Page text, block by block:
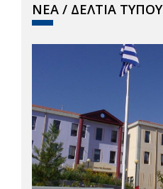
ΝΕΑ / ΔΕΛΤΙΑ ΤΥΠΟΥ